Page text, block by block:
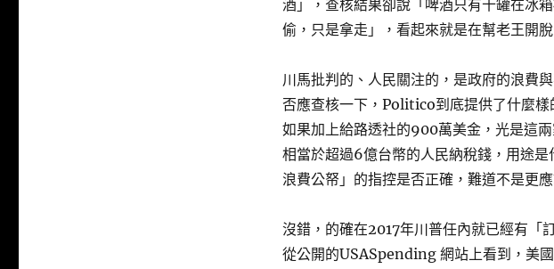
酒」，查核結果卻說「啤酒只有十罐在冰
偷，只是拿走」，看起來就是在幫老王開
川馬批判的、人民關注的，是政府的浪費
否應查核一下，Politico到底提供了什麼
如果加上給路透社的900萬美金，光是這
相當於超過6億台幣的人民納稅錢，用途
浪費公帑」的指控是否正確，難道不是更
沒錯，的確在2017年川普任內就已經有
從公開的USASpending 網站上看到，美